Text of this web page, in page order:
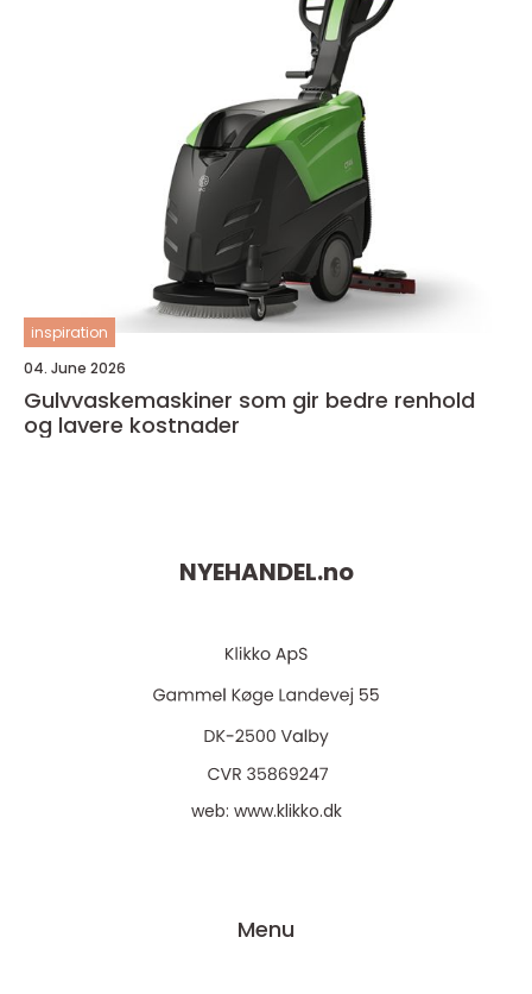
inspiration
04. June 2026
Gulvvaskemaskiner som gir bedre renhold
og lavere kostnader
NYEHANDEL.no
web: www.klikko.dk
Menu